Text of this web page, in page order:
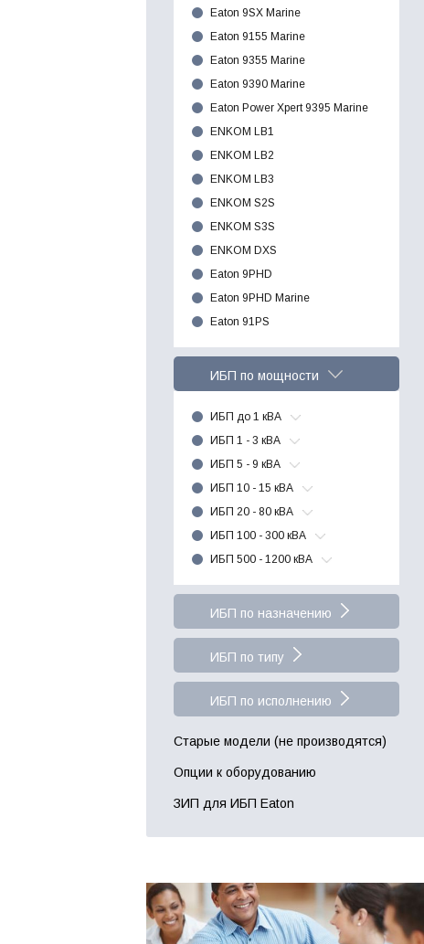
Eaton 9SX Marine
Eaton 9155 Marine
Eaton 9355 Marine
Eaton 9390 Marine
Eaton Power Xpert 9395 Marine
ENKOM LB1
ENKOM LB2
ENKOM LB3
ENKOM S2S
ENKOM S3S
ENKOM DXS
Eaton 9PHD
Eaton 9PHD Marine
Eaton 91PS
ИБП по мощности
ИБП до 1 кВА
ИБП 1 - 3 кВА
ИБП 5 - 9 кВА
ИБП 10 - 15 кВА
ИБП 20 - 80 кВА
ИБП 100 - 300 кВА
ИБП 500 - 1200 кВА
ИБП по назначению
ИБП по типу
ИБП по исполнению
Старые модели (не производятся)
Опции к оборудованию
ЗИП для ИБП Eaton